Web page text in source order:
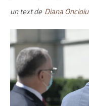
un text de Diana Oncioiu